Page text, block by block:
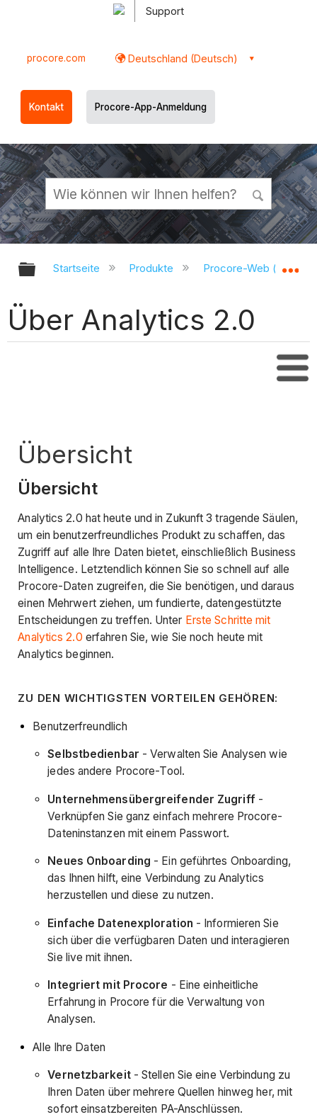
Support
procore.com Deutschland (Deutsch)
Kontakt Procore-App-Anmeldung
Globale Hierarchie auf- und
Startseite Produkte Procore-Web
Über Analytics 2.0
Übersicht
Übersicht
Analytics 2.0 hat heute und in Zukunft 3 tragende Säulen,
um ein benutzerfreundliches Produkt zu schaffen, das
Zugriff auf alle Ihre Daten bietet, einschließlich Business
Intelligence. Letztendlich können Sie so schnell auf alle
Procore-Daten zugreifen, die Sie benötigen, und daraus
einen Mehrwert ziehen, um fundierte, datengestützte
Entscheidungen zu treffen. Unter Erste Schritte mit
Analytics 2.0 erfahren Sie, wie Sie noch heute mit
Analytics beginnen.
ZU DEN WICHTIGSTEN VORTEILEN GEHÖREN:
Benutzerfreundlich
Selbstbedienbar - Verwalten Sie Analysen wie
jedes andere Procore-Tool.
Unternehmensübergreifender Zugriff-
Verknüpfen Sie ganz einfach mehrere Procore-
Dateninstanzen mit einem Passwort.
Neues Onboarding - Ein geführtes Onboarding,
das Ihnen hilft, eine Verbindung zu Analytics
herzustellen und diese zu nutzen.
Einfache Datenexploration - Informieren Sie
sich über die verfügbaren Daten und interagieren
Sie live mit ihnen.
Integriert mit Procore - Eine einheitliche
Erfahrung in Procore für die Verwaltung von
Analysen.
Alle Ihre Daten
Vernetzbarkeit- Stellen Sie eine Verbindung zu
Ihren Daten über mehrere Quellen hinweg her, mit
sofort einsatzbereiten PA-Anschlüssen.